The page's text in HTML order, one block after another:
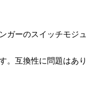
ーのスイッチモジ
。互換性に問題はあり